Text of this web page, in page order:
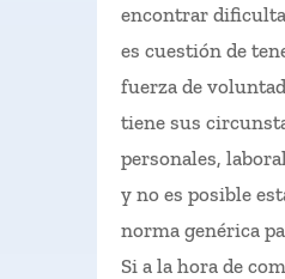
encontrar
es cuestión de
fuerza de
tiene sus
personales,
y no es posible
norma genérica
Si a la hora de